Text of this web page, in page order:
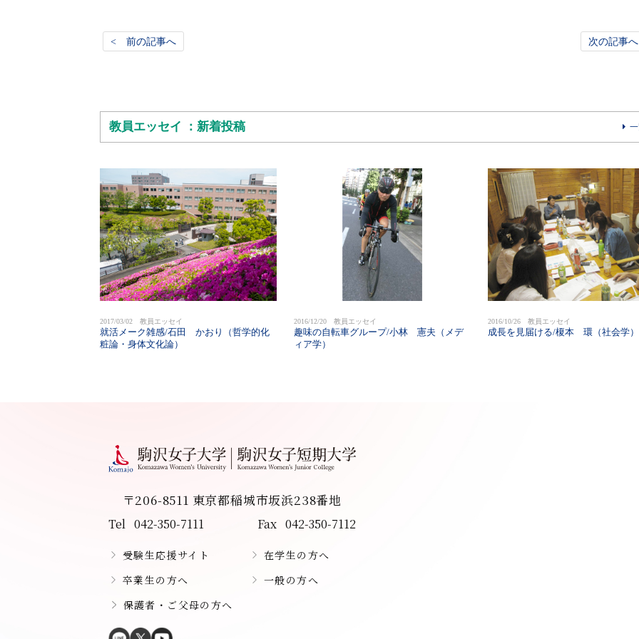
< 前の記事へ 次の記事
教員エッセイ ：新着投稿
2017/03/02 教員エッセイ
就活メーク雑感/石田 かおり（哲学的化
粧論・身体文化論）
2016/12/20 教員エッセイ
趣味の自転車グループ/小林 憲夫（メデ
ィア学）
2016/10/26 教員エッセイ
成長を見届ける/榎本 環（社会学）
〒206-8511 東京都稲城市坂浜238番地
Tel 042-350-7111 Fax 042-350-7112
受験生応援サイト
在学生の方へ
卒業生の方へ
一般の方へ
保護者・ご父母の方へ